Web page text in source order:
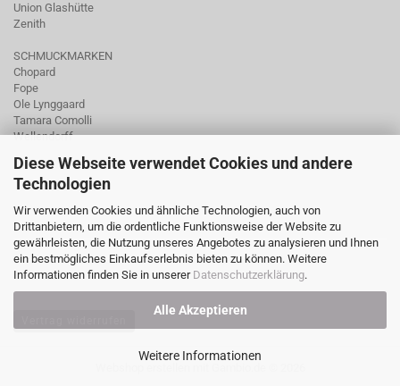
Diese Webseite verwendet Cookies und andere
Technologien
Wir verwenden Cookies und ähnliche Technologien, auch von
Drittanbietern, um die ordentliche Funktionsweise der Website zu
gewährleisten, die Nutzung unseres Angebotes zu analysieren und Ihnen
ein bestmögliches Einkaufserlebnis bieten zu können. Weitere
Informationen finden Sie in unserer Datenschutzerklärung.
Alle Akzeptieren
Weitere Informationen
Union Glashütte
Zenith
SCHMUCKMARKEN
Chopard
Fope
Ole Lynggaard
Tamara Comolli
Wellendorff